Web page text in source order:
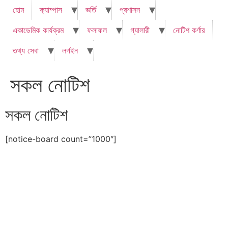
হোম ক্যাম্পাস ভর্তি
প্রশাসন
একাডেমিক কার্যক্রম
ফলাফল গ্যালারী
নোটিশ কর্ণার
তথ্য সেবা
লগইন
সকল নোটিশ
সকল নোটিশ
[notice-board count=”1000″]